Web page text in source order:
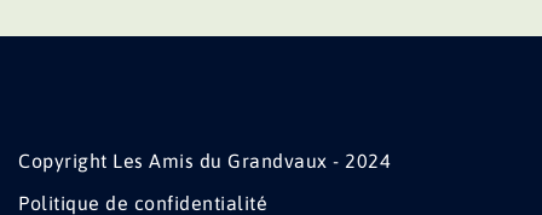
Copyright Les Amis du Grandvaux - 2024
Politique de confidentialité